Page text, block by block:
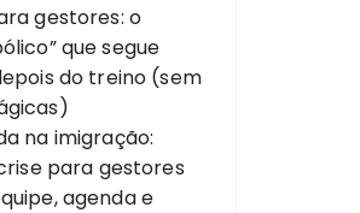
gestores: o
que segue
do treino (sem
na imigração:
para gestores
agenda e